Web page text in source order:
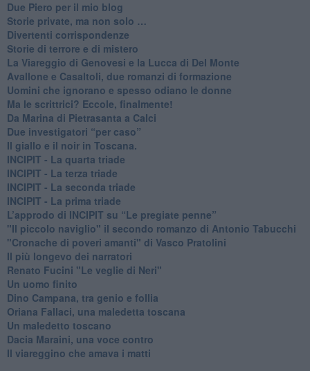
​Due Piero per il mio blog
​Storie private, ma non solo …
Divertenti corrispondenze
Storie di terrore e di mistero
La Viareggio di Genovesi e la Lucca di Del Monte
Avallone e Casaltoli, due romanzi di formazione
​Uomini che ignorano e spesso odiano le donne
Ma le scrittrici? Eccole, finalmente!
Da Marina di Pietrasanta a Calci
​Due investigatori “per caso”
​Il giallo e il noir in Toscana.
INCIPIT - La quarta triade
INCIPIT - La terza triade
INCIPIT - La seconda triade
INCIPIT - La prima triade
L’approdo di INCIPIT su “Le pregiate penne”
​"Il piccolo naviglio" il secondo romanzo di Antonio Tabucchi
​"Cronache di poveri amanti" di Vasco Pratolini
​Il più longevo dei narratori
Renato Fucini "Le veglie di Neri"
Un uomo finito
​Dino Campana, tra genio e follia
​Oriana Fallaci, una maledetta toscana
​Un maledetto toscano
​Dacia Maraini, una voce contro
​Il viareggino che amava i matti